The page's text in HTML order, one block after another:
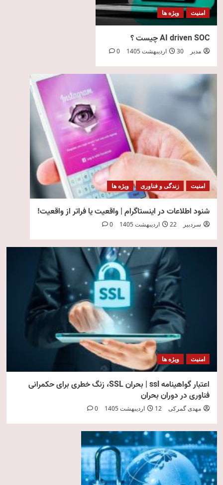
امنیت ویژه ها
AI driven SOC چیست ؟
مدیر 30 اردیبهشت 1405 0
امنیت زندگی و فناوری ویژه ها
شنود اطلاعات در اینستاگرام | واقعیت یا فراتر از واقعیت!
سردبیر 22 اردیبهشت 1405 0
امنیت ویژه ها
اعتبار گواهینامه ssl | بحران SSL، زنگ خطری برای حکمرانی
فناوری در دوران بحران
مهدی گمرکی 12 اردیبهشت 1405 0